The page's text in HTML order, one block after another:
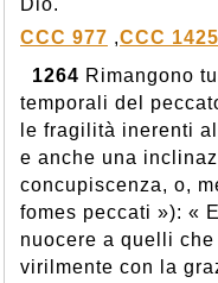
Dio.
CCC 977 ,CCC 1425
1264 Rimangono
temporali del
le fragilità inerenti
e anche una
concupiscenza, o,
fomes peccati »): «
nuocere a quelli
virilmente con la